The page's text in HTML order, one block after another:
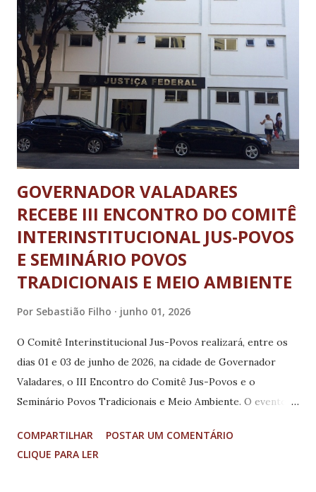
(MREC) fora da China, país que atualmente domina a cadeia
global de refino e processamento desses minerais
estratégicos. O empreendimento integra o Projeto
Colossus, conduzido pela mineradora australiana Viridis em
Minas Gerais, que já recebeu investimentos de
aproximadamente R$ 200 milhões. A inauguração da planta
representa uma etapa decisiva para a implantação da futura
operação industrial no estado, cuj...
GOVERNADOR VALADARES
RECEBE III ENCONTRO DO COMITÊ
INTERINSTITUCIONAL JUS-POVOS
E SEMINÁRIO POVOS
TRADICIONAIS E MEIO AMBIENTE
Por Sebastião Filho junho 01, 2026
O Comitê Interinstitucional Jus-Povos realizará, entre os
dias 01 e 03 de junho de 2026, na cidade de Governador
Valadares, o III Encontro do Comitê Jus-Povos e o
Seminário Povos Tradicionais e Meio Ambiente. O evento
povos indígenas e quilombolas, pesquisadores e
autoridades institucionais, com o objetivo de fortalecer o
COMPARTILHAR
POSTAR UM COMENTÁRIO
CLIQUE PARA LER